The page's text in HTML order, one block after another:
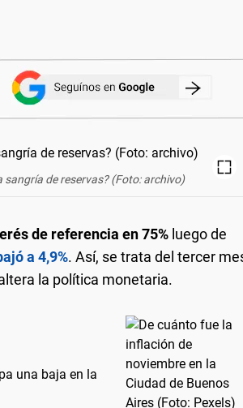
sangría de reservas? (Foto: archivo)
de referencia en 75% luego de
a 4,9%. Así, se trata del tercer
la política monetaria.
una baja en la